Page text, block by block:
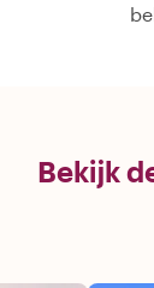
Bekijk